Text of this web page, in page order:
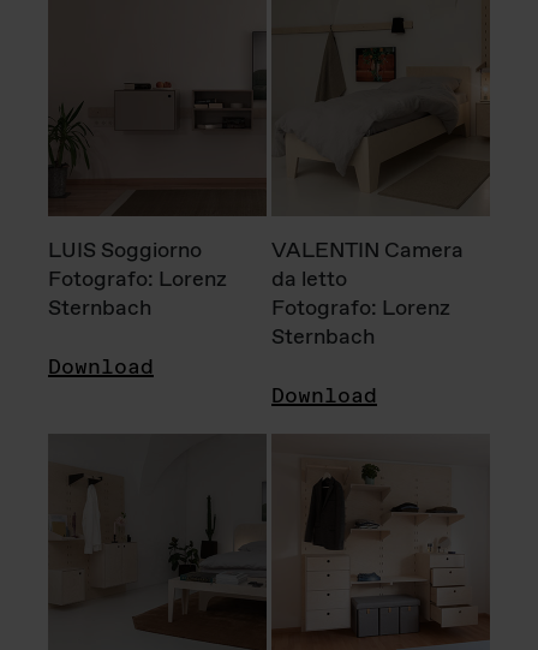
LUIS Soggiorno
Fotografo: Lorenz
Sternbach
Download
VALENTIN Camera
da letto
Fotografo: Lorenz
Sternbach
Download